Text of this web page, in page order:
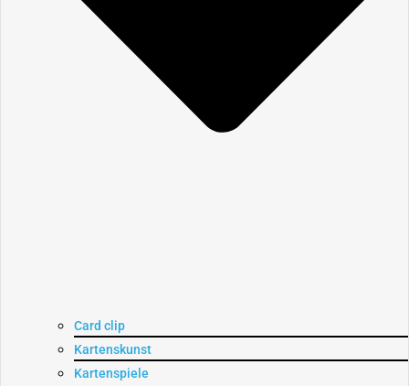
Card clip
Kartenskunst
Kartenspiele